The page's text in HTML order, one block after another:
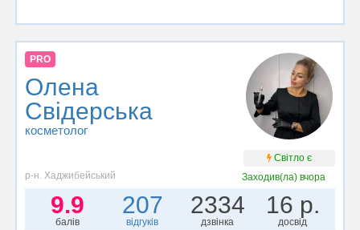
PRO
Олена
Свiдерська
косметолог
Світло є
р-н. Хаджибейський
Заходив(ла) вчора
9.9
балів
207
відгуків
2334
дзвінка
16 р.
досвід